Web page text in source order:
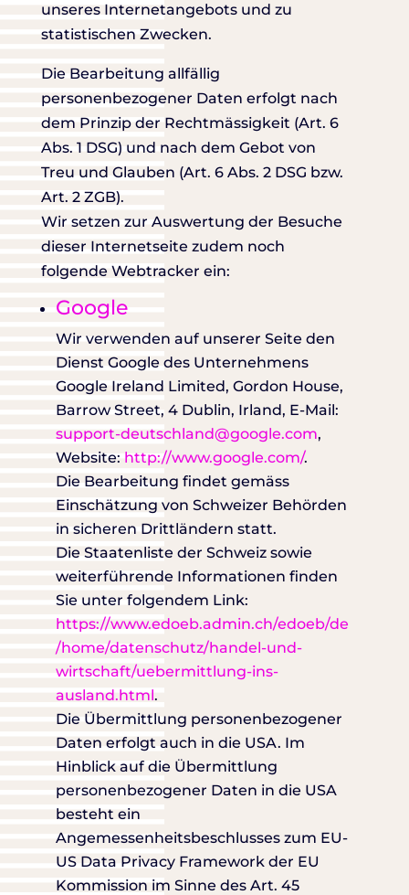
unseres Internetangebots und zu
statistischen Zwecken.
Die Bearbeitung allfällig
personenbezogener Daten erfolgt nach
dem Prinzip der Rechtmässigkeit (Art. 6
Abs. 1 DSG) und nach dem Gebot von
Treu und Glauben (Art. 6 Abs. 2 DSG bzw.
Art. 2 ZGB).
Wir setzen zur Auswertung der Besuche
dieser Internetseite zudem noch
folgende Webtracker ein:
Google
Wir verwenden auf unserer Seite den
Dienst Google des Unternehmens
Google Ireland Limited, Gordon House,
Barrow Street, 4 Dublin, Irland, E-Mail:
support-deutschland@google.com,
Website: http://www.google.com/.
Die Bearbeitung findet gemäss
Einschätzung von Schweizer Behörden
in sicheren Drittländern statt.
Die Staatenliste der Schweiz sowie
weiterführende Informationen finden
Sie unter folgendem Link:
https://www.edoeb.admin.ch/edoeb/de
/home/datenschutz/handel-und-
wirtschaft/uebermittlung-ins-
ausland.html.
Die Übermittlung personenbezogener
Daten erfolgt auch in die USA. Im
Hinblick auf die Übermittlung
personenbezogener Daten in die USA
besteht ein
Angemessenheitsbeschlusses zum EU-
US Data Privacy Framework der EU
Kommission im Sinne des Art. 45